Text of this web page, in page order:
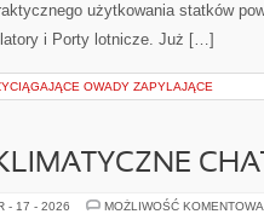
użytkowania statków
i Porty lotnicze. Już […]
OWADY ZAPYLAJĄCE
- 17 - 2026 MOŻLIWOŚĆ